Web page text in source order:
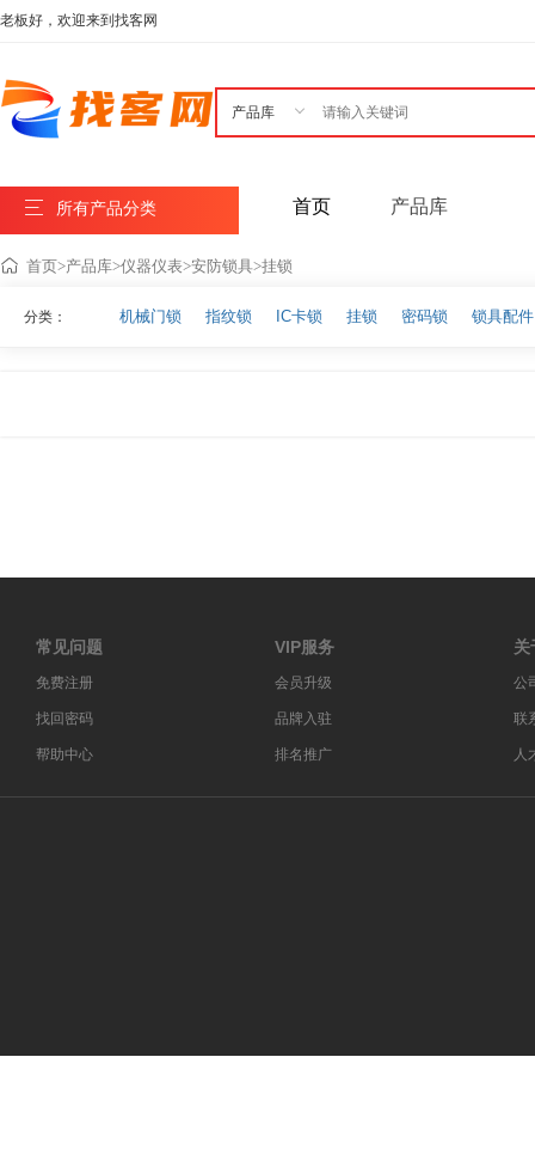
老板好，欢迎来到找客网
 所有产品分类 首页 产品库
首页>产品库>仪器仪表>安防锁具>挂锁
分类： 机械门锁 指纹锁 IC卡锁 挂锁 密码锁 锁具配件
常见问题
免费注册
找回密码
帮助中心
VIP服务
会员升级
品牌入驻
排名推广
关
公
联
人